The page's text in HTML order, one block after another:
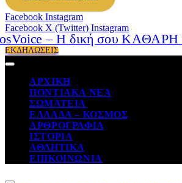
Facebook Instagram
Facebook X (Twitter) Instagram
ΕΚΔΗΛΩΣΕΙΣ
ΑΡΧΙΚΗ
ΠΟΝΤΙΑΚΑ ΝΕΑ
ΣΩΜΑΤΕΙΑ
ΕΛΛΑΔΑ – ΚΟΣΜΟΣ
ΑΡΘΡΟΓΡΑΦΙΑ
ΙΣΤΟΡΙΑ
ΑΘΛΗΤΙΚΑ
ΕΠΙΚΟΙΝΩΝΙΑ